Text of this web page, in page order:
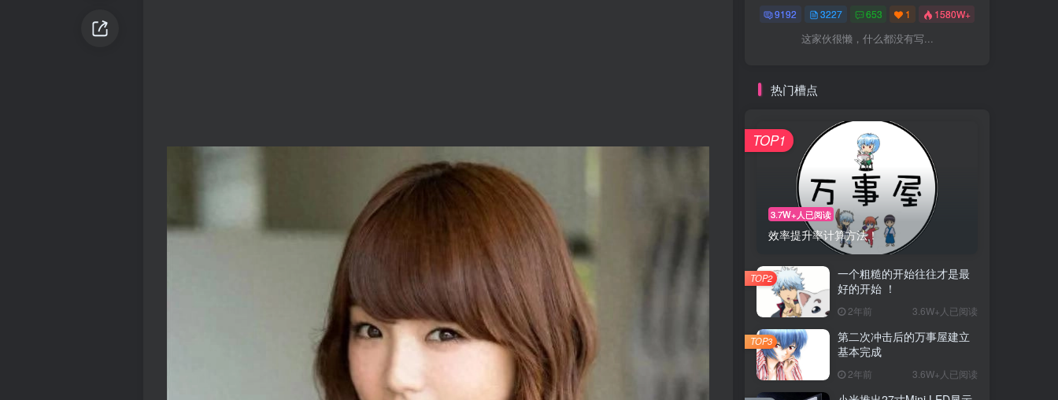
9192 3227 653 1 1580W+
这家伙很懒，什么都没有写...
热门槽点
3.7W+人已阅读
效率提升率计算方法！
TOP1
一个粗糙的开始往往才是最
好的开始 ！
2年前 3.6W+人已阅读
TOP2
第二次冲击后的万事屋建立
基本完成
2年前 3.6W+人已阅读
TOP3